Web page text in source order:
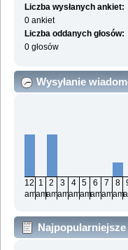
Liczba wysłanych ankiet:
0 ankiet
Liczba oddanych głosów:
0 głosów
Wysyłanie
12
am
1
am
2
am
3
am
4
am
5
am
6
am
7
am
8
am
Najpopularniejsze